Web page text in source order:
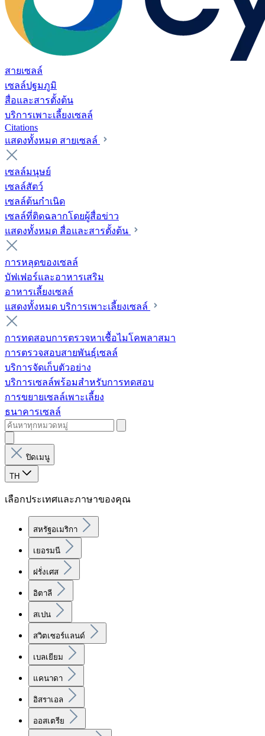
สายเซลล์
เซลล์ปฐมภูมิ
สื่อและสารตั้งต้น
บริการเพาะเลี้ยงเซลล์
Citations
แสดงทั้งหมด สายเซลล์
เซลล์มนุษย์
เซลล์สัตว์
เซลล์ต้นกำเนิด
เซลล์ที่ติดฉลากโดยผู้สื่อข่าว
แสดงทั้งหมด สื่อและสารตั้งต้น
การหลุดของเซลล์
บัฟเฟอร์และอาหารเสริม
อาหารเลี้ยงเซลล์
แสดงทั้งหมด บริการเพาะเลี้ยงเซลล์
การทดสอบการตรวจหาเชื้อไมโคพลาสมา
การตรวจสอบสายพันธุ์เซลล์
บริการจัดเก็บตัวอย่าง
บริการเซลล์พร้อมสำหรับการทดสอบ
การขยายเซลล์เพาะเลี้ยง
ธนาคารเซลล์
ปิดเมนู
TH
เลือกประเทศและภาษาของคุณ
สหรัฐอเมริกา
เยอรมนี
ฝรั่งเศส
อิตาลี
สเปน
สวิตเซอร์แลนด์
เบลเยียม
แคนาดา
อิสราเอล
ออสเตรีย